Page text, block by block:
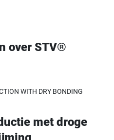
over STV®
met droge